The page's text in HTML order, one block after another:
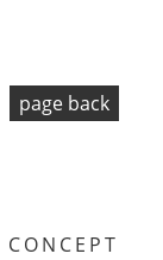
page back
CONCEPT